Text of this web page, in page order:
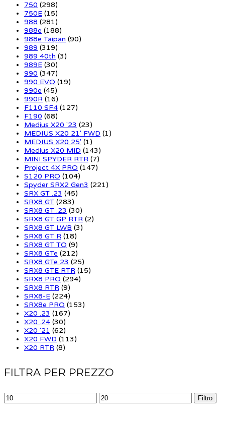
750 (298)
750E (15)
988 (281)
988e (188)
988e Taipan (90)
989 (319)
989 40th (3)
989E (30)
990 (347)
990 EVO (19)
990e (45)
990R (16)
F110 SF4 (127)
F190 (68)
Medius X20 '23 (23)
MEDIUS X20 21' FWD (1)
MEDIUS X20 25' (1)
Medius X20 MID (143)
MINI SPYDER RTR (7)
Project 4X PRO (147)
S120 PRO (104)
Spyder SRX2 Gen3 (221)
SRX GT .23 (45)
SRX8 GT (283)
SRX8 GT .23 (30)
SRX8 GT GP RTR (2)
SRX8 GT LWB (3)
SRX8 GT R (18)
SRX8 GT TQ (9)
SRX8 GTe (212)
SRX8 GTe 23 (25)
SRX8 GTE RTR (15)
SRX8 PRO (294)
SRX8 RTR (9)
SRX8-E (224)
SRX8e PRO (153)
X20 .23 (167)
X20 .24 (30)
X20 '21 (62)
X20 FWD (113)
X20 RTR (8)
FILTRA PER PREZZO
Filtro